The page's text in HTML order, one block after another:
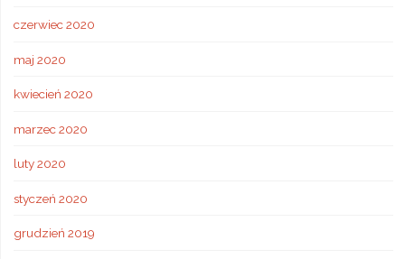
czerwiec 2020
maj 2020
kwiecień 2020
marzec 2020
luty 2020
styczeń 2020
grudzień 2019